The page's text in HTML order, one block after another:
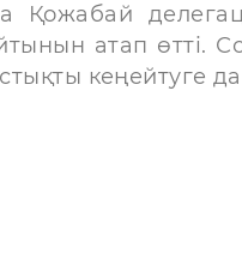
Қожабай
атап өтті.
кеңейтуге